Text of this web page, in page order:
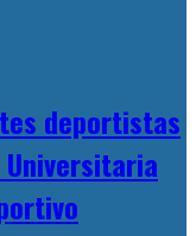
deportistas